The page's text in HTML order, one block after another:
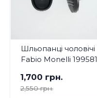
Шльопанці чоловічі
Fabio Monelli 199581
1,700 грн.
2,550 грн.